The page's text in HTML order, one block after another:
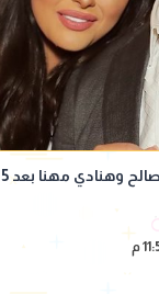
مهنا بعد 5 سنوات زواج